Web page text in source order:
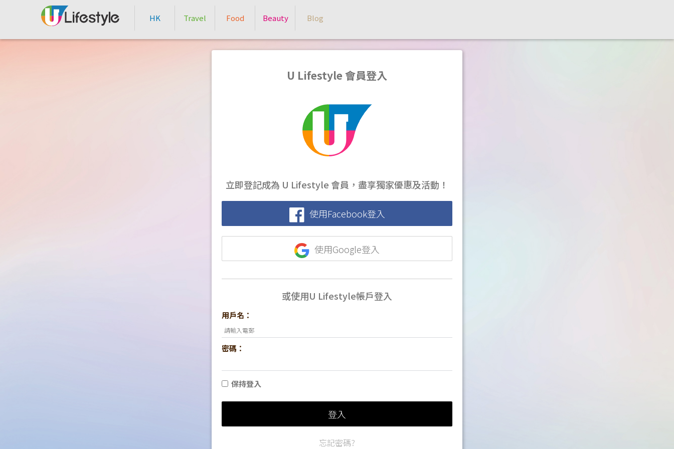
HK Travel Food Beauty Blog
U Lifestyle 會員登入
立即登記成為 U Lifestyle 會員，盡享獨家優惠及活動！
使用Facebook登入
使用Google登入
或使用U Lifestyle帳戶登入
用戶名：
密碼：
保持登入
登入
忘記密碼?